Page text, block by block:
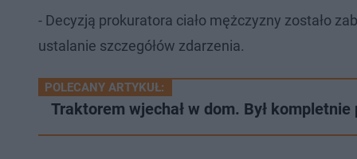
- Decyzją prokuratora ciało mężczyzny zostało
ustalanie szczegółów zdarzenia.
POLECANY ARTYKUŁ:
Traktorem wjechał w dom. Był kompletnie